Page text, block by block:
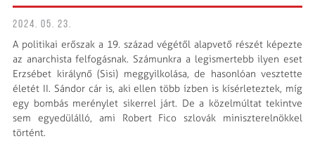
2024. 05. 23.
A politikai erőszak a 19. század végétől alapvető részét képezte
az anarchista felfogásnak. Számunkra a legismertebb ilyen eset
Erzsébet királynő (Sisi) meggyilkolása, de hasonlóan vesztette
életét II. Sándor cár is, aki ellen több ízben is kísérleteztek, míg
egy bombás merénylet sikerrel járt. De a közelmúltat tekintve
sem egyedülálló, ami Robert Fico szlovák miniszterelnökkel
történt.